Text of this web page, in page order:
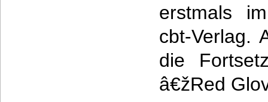
erstmals
cbt-Verlag.
die
â€žRed